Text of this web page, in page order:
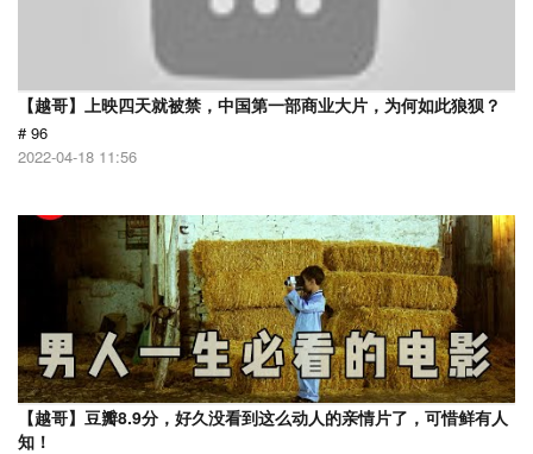
【越哥】上映四天就被禁，中国第一部商业大片，为何如此狼狈？
# 96
2022-04-18 11:56
【越哥】豆瓣8.9分，好久没看到这么动人的亲情片了，可惜鲜有人
知！